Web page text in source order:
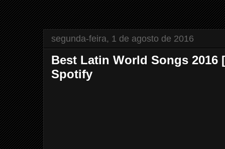
segunda-feira, 1 de agosto de 2016
Best Latin World Songs 2016
Spotify